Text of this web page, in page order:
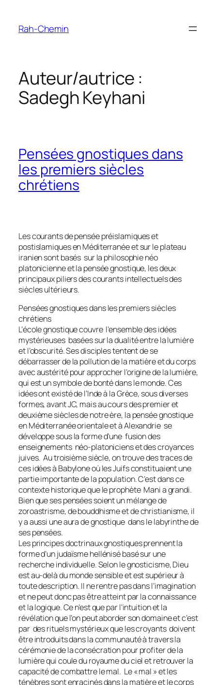
Rah-Chemin
Auteur/autrice :
Sadegh Keyhani
Pensées gnostiques dans
les premiers siècles
chrétiens
Les courants de pensée préislamiques et
postislamiques en Méditerranée et sur le plateau
iranien sont basés sur la philosophie néo
platonicienne et la pensée gnostique, les deux
principaux piliers des courants intellectuels des
siècles ultérieurs.
Pensées gnostiques dans les premiers siècles
chrétiens
L’école gnostique couvre l’ensemble des idées
mystérieuses basées sur la dualité entre la lumière
et l’obscurité. Ses disciples tentent de se
débarrasser de la pollution de la matière et du corps
avec austérité pour approcher l’origine de la lumière,
qui est un symbole de bonté dans le monde. Ces
idées ont existé de l’Inde à la Grèce, sous diverses
formes, avant JC, mais au cours des premier et
deuxième siècles de notre ère, la pensée gnostique
en Méditerranée orientale et à Alexandrie se
développe sous la forme d’une fusion des
enseignements néo-platoniciens et des croyances
juives. Au troisième siècle, on trouve des traces de
ces idées à Babylone où les Juifs constituaient une
partie importante de la population. C’est dans ce
contexte historique que le prophète Mani a grandi.
Bien que ses pensées soient un mélange de
zoroastrisme, de bouddhisme et de christianisme, il
y a aussi une aura de gnostique dans le labyrinthe de
ses pensées.
Les principes doctrinaux gnostiques prennent la
forme d’un judaïsme hellénisé basé sur une
recherche individuelle. Selon le gnosticisme, Dieu
est au-delà du monde sensible et est supérieur à
toute description. Il ne rentre pas dans l’imagination
et ne peut donc pas être atteint par la connaissance
et la logique. Ce n’est que par l’intuition et la
révélation que l’on peut aborder son domaine et c’est
par des rituels mystérieux que les croyants doivent
être introduits dans la communauté à travers la
cérémonie de la consécration pour profiter de la
lumière qui coule du royaume du ciel et retrouver la
capacité de combattre le mal. Le « mal » et les
ténèbres sont enracinés dans la matière et le corps